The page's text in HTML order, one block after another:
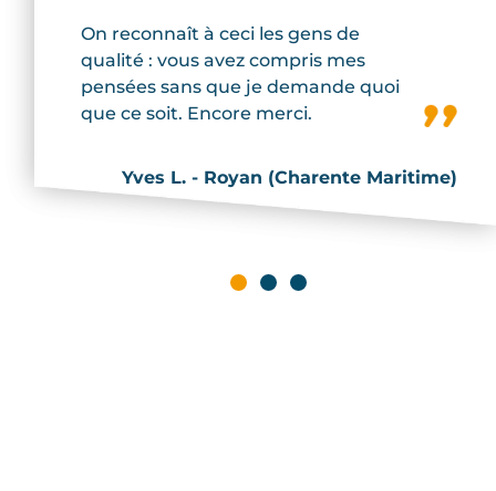
On reconnaît à ceci les gens de
qualité : vous avez compris mes
pensées sans que je demande quoi
que ce soit. Encore merci.
Yves L. - Royan (Charente Maritime)